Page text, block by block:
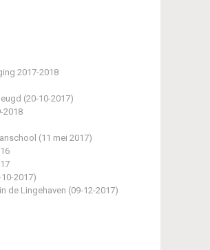
2017-2018
(20-10-2017)
2018
(11 mei 2017)
2017)
de Lingehaven (09-12-2017)